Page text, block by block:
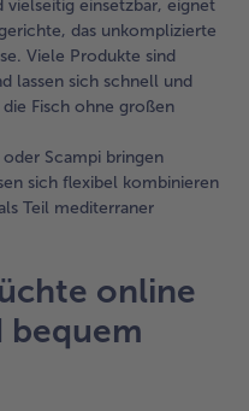
einsetzbar, eignet
das unkomplizierte
Viele Produkte sind
lassen sich schnell und
Fisch ohne großen
Scampi bringen
sich flexibel kombinieren
Teil mediterraner
online